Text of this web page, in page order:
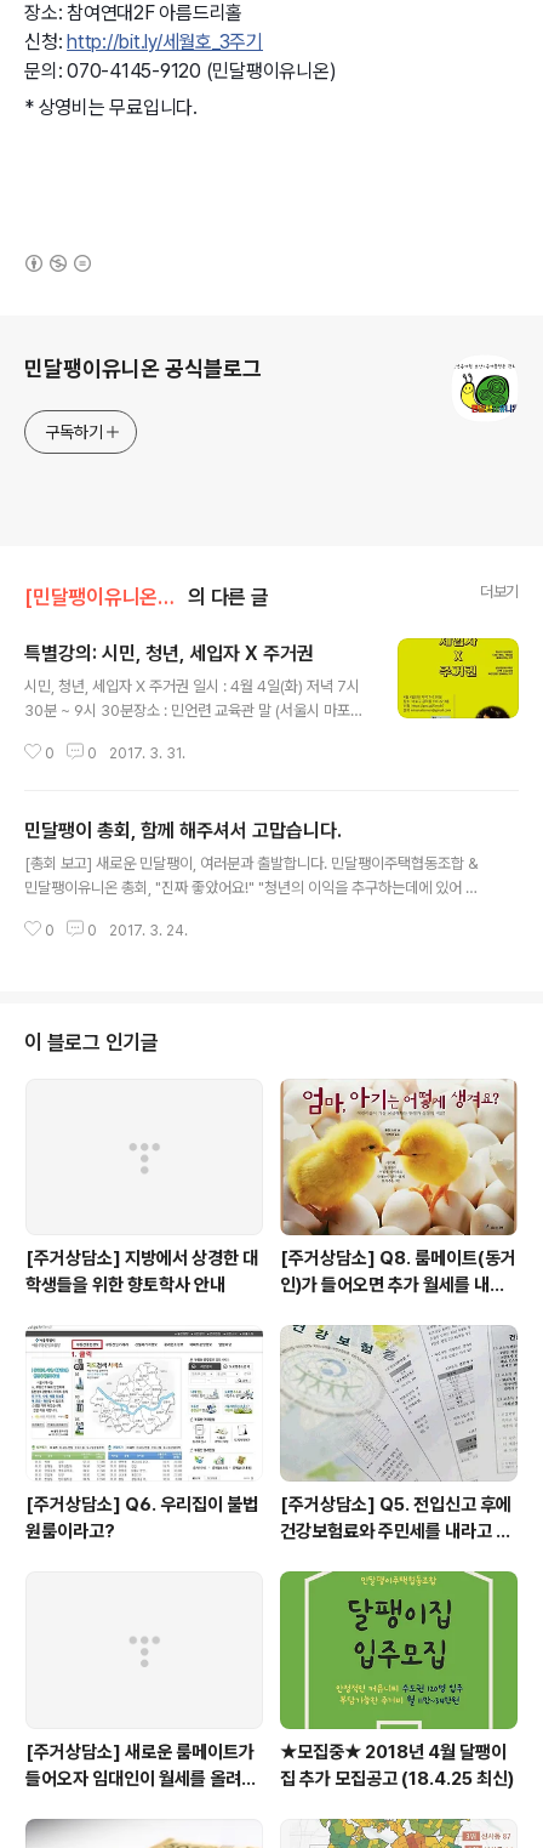
장소: 참여연대2F 아름드리홀
신청: http://bit.ly/세월호_3주기
문의: 070-4145-9120 (민달팽이유니온)
* 상영비는 무료입니다.
민달팽이유니온 공식블로그
구독하기
[민달팽이유니온]/* 공지사항 의 다른 글 더보기
특별강의: 시민, 청년, 세입자 X 주거권
시민, 청년, 세입자 X 주거권 일시 : 4월 4일(화) 저녁 7시
30분 ~ 9시 30분장소 : 민언련 교육관 말 (서울시 마포구
고 세월호 인양과 진상규명을 앞두면서 동시에 대선까지
을 써내려가려고 합니다. 함께 머리를 맞댈 여러분을 기다
립니다. 주요 쟁점과 강의 내용 1. 시민권에 입각해 주거권
을 주장한다는 것은 어떤 의미인가? 2. 한국 사회에서 세입
권 다시보기) 3. 촛불을 든 시민, 한국사회에서 살아가는 청
0 0 2017. 3. 31.
민달팽이 총회, 함께 해주셔서 고맙습니다.
[총회 보고] 새로운 민달팽이, 여러분과 출발합니다. 민달팽이주택협동조합 &
민달팽이유니온 총회, "진짜 좋았어요!" "청년의 이익을 추구하는데에 있어 타
월드컵 빨간 티셔츠보내기 운동이 한동안 그 국가의 섬유 의류산업을 저하 시켰
란. 하지만 민달팽이 유니온은 남을 고려하고 다같이 사는 것에 대한 고민을 하
는 단체라는 생각에 앞으로도 지속적으로 회원으로 남고싶다고 생각하게 되었
0 0 2017. 3. 24.
이 블로그 인기글
[주거상담소] 지방에서 상경한 대
학생들을 위한 향토학사 안내
[주거상담소] Q8. 룸메이트(동거
인)가 들어오면 추가 월세를 내야
[주거상담소] Q6. 우리집이 불법
원룸이라고?
[주거상담소] Q5. 전입신고 후에
건강보험료와 주민세를 내라고 고
[주거상담소] 새로운 룸메이트가
들어오자 임대인이 월세를 올려달
★모집중★ 2018년 4월 달팽이
집 추가 모집공고 (18.4.25 최신)